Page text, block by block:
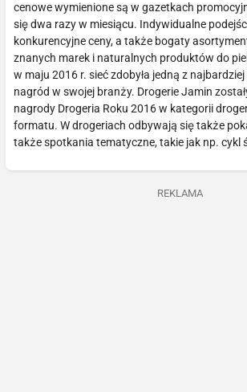
cenowe wymienione są w gazetkach
się dwa razy w miesiącu. Indywidualne
konkurencyjne ceny, a także bogaty
znanych marek i naturalnych produktów do
w maju 2016 r. sieć zdobyła jedną z
nagród w swojej branży. Drogerie Jamin
nagrody Drogeria Roku 2016 w kategorii
formatu. W drogeriach odbywają się także
także spotkania tematyczne, takie jak np. cykl
REKLAMA